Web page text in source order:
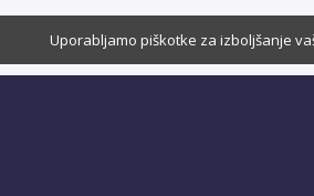
Uporabljamo piškotke za izboljšanje